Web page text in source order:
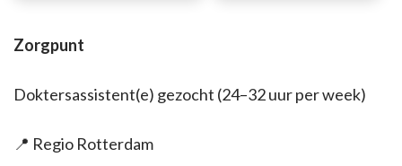
Zorgpunt
Doktersassistent(e) gezocht (24–32 uur per week)
📍 Regio Rotterdam